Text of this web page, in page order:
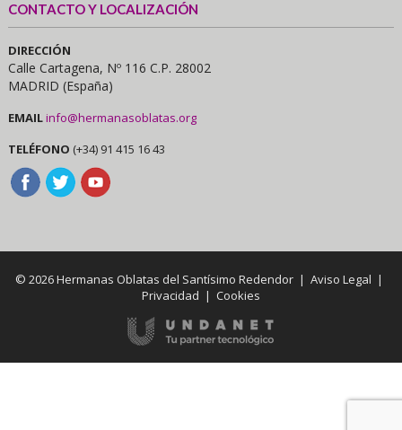
CONTACTO Y LOCALIZACIÓN
DIRECCIÓN
Calle Cartagena, Nº 116 C.P. 28002
MADRID (España)
EMAILinfo@hermanasoblatas.org
TELÉFONO (+34) 91 415 16 43
© 2026 Hermanas Oblatas del Santísimo Redendor |Aviso Legal |
Privacidad | Cookies